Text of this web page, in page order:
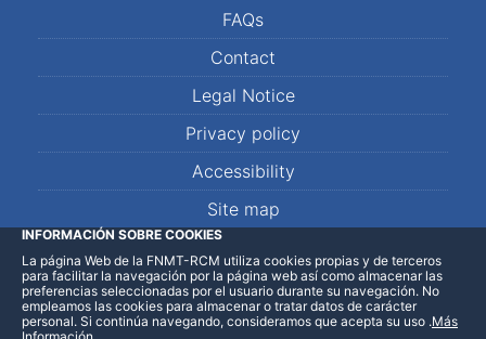
FAQs
Contact
Legal Notice
Privacy policy
Accessibility
Site map
LinkedInFacebookWhatsApp
INFORMACIÓN SOBRE COOKIES
La página Web de la FNMT-RCM utiliza cookies propias y de terceros
para facilitar la navegación por la página web así como almacenar las
preferencias seleccionadas por el usuario durante su navegación. No
empleamos las cookies para almacenar o tratar datos de carácter
personal. Si continúa navegando, consideramos que acepta su uso .Más